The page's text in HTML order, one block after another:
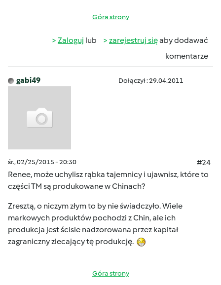
Góra strony
Zaloguj lub zarejestruj sięaby dodawać
komentarze
gabi49 Dołączył : 29.04.2011
śr., 02/25/2015 - 20:30
#24
Renee, może uchylisz rąbka tajemnicy i ujawnisz, które to
części TM są produkowane w Chinach?
Zresztą, o niczym złym to by nie świadczyło. Wiele
markowych produktów pochodzi z Chin, ale ich
produkcja jest ścisle nadzorowana przez kapitał
zagraniczny zlecający tę produkcję.
Góra strony